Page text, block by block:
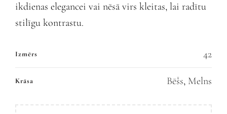
ikdienas elegancei vai nēsā virs kleitas, lai radītu
stilīgu kontrastu.
Izmērs 42
Krāsa Bēšs, Melns